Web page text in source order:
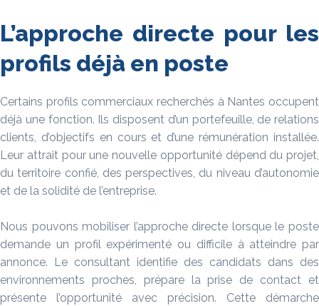
L’approche directe pour les
profils déjà en poste
Certains profils commerciaux recherchés à Nantes occupent
déjà une fonction. Ils disposent d’un portefeuille, de relations
clients, d’objectifs en cours et d’une rémunération installée.
Leur attrait pour une nouvelle opportunité dépend du projet,
du territoire confié, des perspectives, du niveau d’autonomie
et de la solidité de l’entreprise.
Nous pouvons mobiliser l’approche directe lorsque le poste
demande un profil expérimenté ou difficile à atteindre par
annonce. Le consultant identifie des candidats dans des
environnements proches, prépare la prise de contact et
présente l’opportunité avec précision. Cette démarche